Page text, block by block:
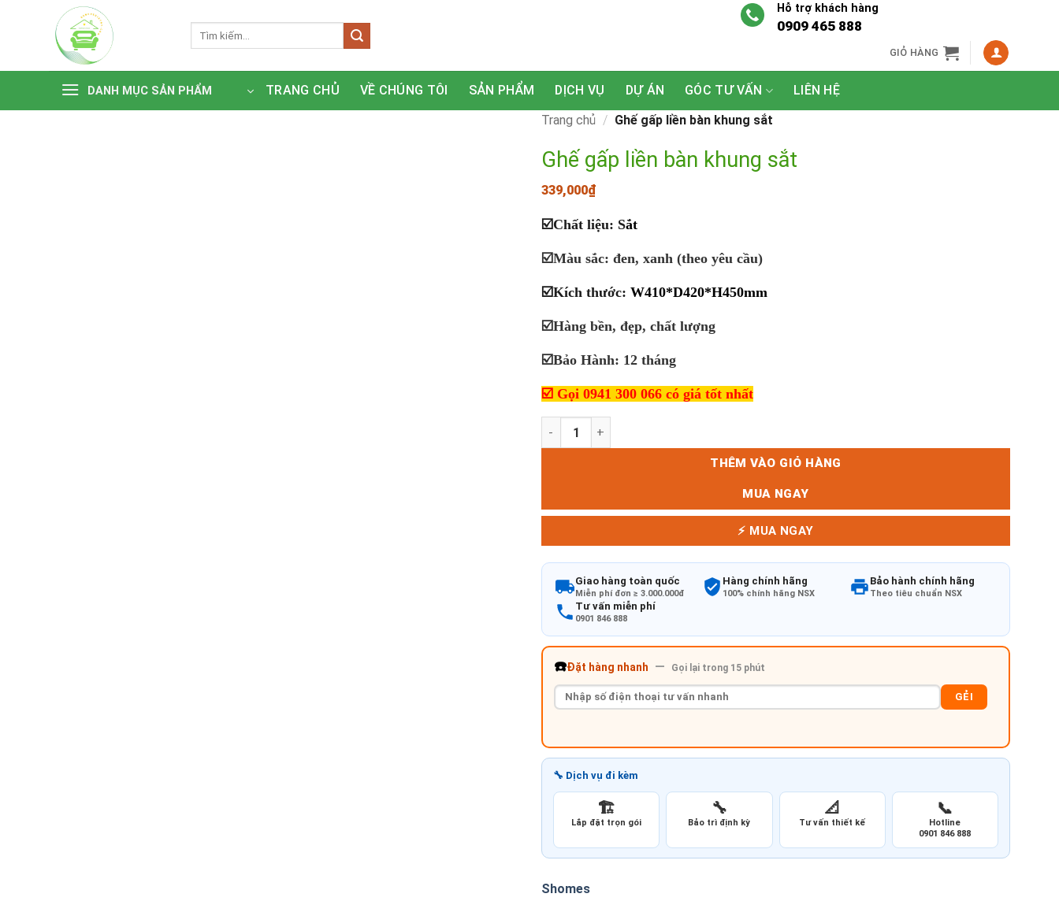
dung
Hỗ trợ khách hàng
0909 465 888
GIỎ HÀNG
DANH MỤC SẢN PHẨM TRANG CHỦ VỀ CHÚNG TÔI SẢN PHẨM DỊCH VỤ DỰ ÁN GÓC TƯ VẤN
LIÊN HỆ
Trang chủ / Ghế gấp liền bàn khung sắt
Ghế gấp liền bàn khung sắt
339,000₫
☑️Chất liệu: Sắt
☑️Màu sắc: đen, xanh (theo yêu cầu)
☑️Kích thước: W410*D420*H450mm
☑️Hàng bền, đẹp, chất lượng
☑️Bảo Hành: 12 tháng
☑️ Gọi 0941 300 066 có giá tốt nhất
Ghế gấp liền bàn khung sắt số lượng
THÊM VÀO GIỎ HÀNG
MUA NGAY
⚡ MUA NGAY
Giao hàng toàn quốc
Miễn phí đơn ≥ 3.000.000đ
Hàng chính hãng
100% chính hãng NSX
Bảo hành chính hãng
Theo tiêu chuẩn NSX
Tư vấn miễn phí
0901 846 888
☎️Đặt hàng nhanh — Gọi lại trong 15 phút
GẺI
🔧 Dịch vụ đi kèm
🏗️
Lắp đặt trọn gói
🔧
Bảo trì định kỳ
📐
Tư vấn thiết kế
📞
Hotline
0901 846 888
Shomes